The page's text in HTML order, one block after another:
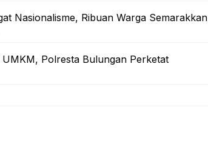
Nasionalisme, Ribuan Warga Semarakkan
Polresta Bulungan Perketat